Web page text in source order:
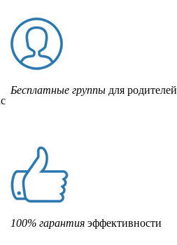
Бесплатные группы для родителей
100% гарантия эффективности